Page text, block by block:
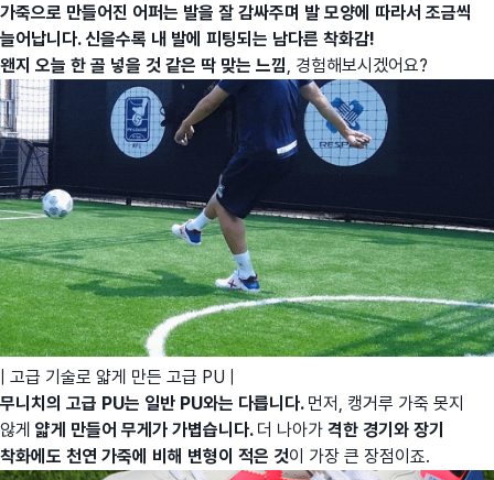
가죽으로 만들어진 어퍼는 발을 잘 감싸주며 발 모양에 따라서 조금씩
늘어납니다. 신을수록 내 발에 피팅되는 남다른 착화감!
왠지 오늘 한 골 넣을 것 같은 딱 맞는 느낌 , 경험해보시겠어요?
| 고급 기술로 얇게 만든 고급 PU |
무니치의 고급 PU는 일반 PU와는 다릅니다. 먼저, 캥거루 가죽 못지
않게 얇게 만들어 무게가 가볍습니다. 더 나아가 격한 경기와 장기
착화에도 천연 가죽에 비해 변형이 적은 것이 가장 큰 장점이죠.